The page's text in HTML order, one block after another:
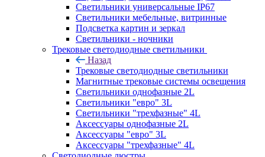
Светильники универсальные IP67
Светильники мебельные, витринные
Подсветка картин и зеркал
Светильники - ночники
Трековые светодиодные светильники
Назад
Трековые светодиодные светильники
Магнитные трековые системы освещения
Светильники однофазные 2L
Светильники "евро" 3L
Светильники "трехфазные" 4L
Аксессуары однофазные 2L
Аксессуары "евро" 3L
Аксессуары "трехфазные" 4L